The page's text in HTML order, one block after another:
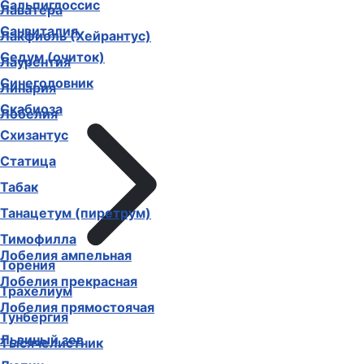
Лаватера
Лакфиоль (Хейрантус)
Лаурентия
Линария
Лобелия
Лобелия ампельная
Лобелия прекрасная
Лобелия прямостоячая
Львиный зев
Сальпиглоссис
Санвиталия
Седум (очиток)
Синеголовник
Скабиоза
Схизантус
Статица
Табак
Танацетум (пиретрум)
Тимофилла
Торения
Трахелиум
Тунбергия
Тысячелистник